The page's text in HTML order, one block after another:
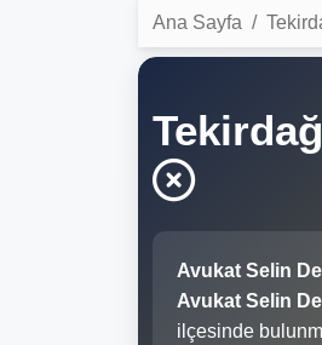
Ana Sayfa
Avukat Selin
Avukat Selin
ilçesinde